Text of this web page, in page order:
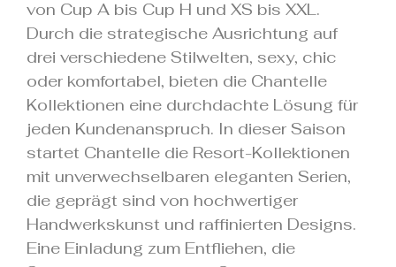
von Cup A bis Cup H und XS bis XXL.
Durch die strategische Ausrichtung auf
drei verschiedene Stilwelten, sexy, chic
oder komfortabel, bieten die Chantelle
Kollektionen eine durchdachte Lösung für
jeden Kundenanspruch. In dieser Saison
startet Chantelle die Resort-Kollektionen
mit unverwechselbaren eleganten Serien,
die geprägt sind von hochwertiger
Handwerkskunst und raffinierten Designs.
Eine Einladung zum Entfliehen, die